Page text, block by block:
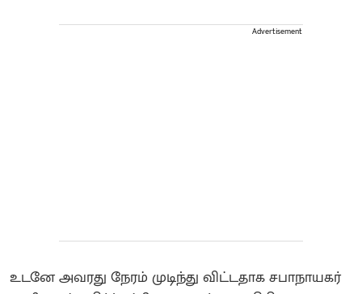
Advertisement
உடனே அவரது நேரம் முடிந்து விட்டதாக சபாநாயகர்